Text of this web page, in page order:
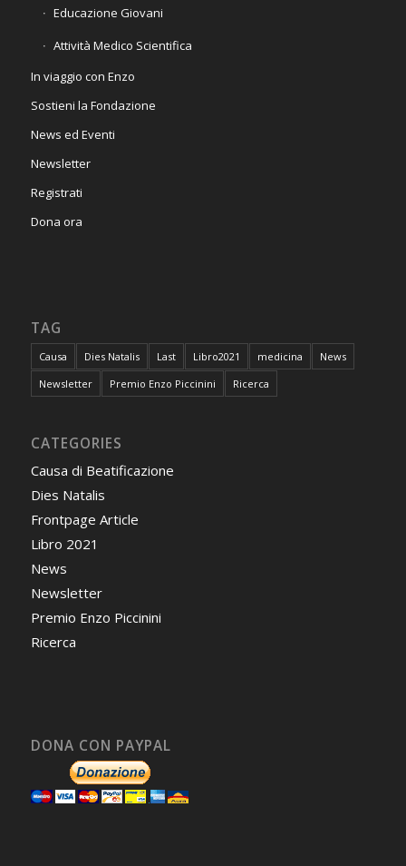
Educazione Giovani
Attività Medico Scientifica
In viaggio con Enzo
Sostieni la Fondazione
News ed Eventi
Newsletter
Registrati
Dona ora
TAG
Causa Dies Natalis Last Libro2021 medicina
News
Newsletter
Premio Enzo Piccinini Ricerca
CATEGORIES
Causa di Beatificazione
Dies Natalis
Frontpage Article
Libro 2021
News
Newsletter
Premio Enzo Piccinini
Ricerca
DONA CON PAYPAL